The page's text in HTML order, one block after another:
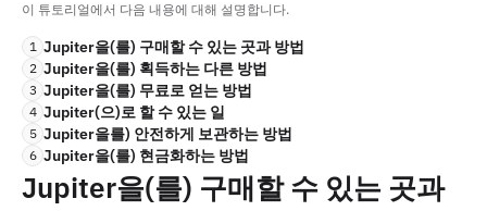
이 튜토리얼에서 다음 내용에 대해 설명합니다.
1 Jupiter을(를) 구매할 수 있는 곳과 방법
2 Jupiter을(를) 획득하는 다른 방법
3 Jupiter을(를) 무료로 얻는 방법
4 Jupiter(으)로 할 수 있는 일
5 Jupiter을를) 안전하게 보관하는 방법
6 Jupiter을(를) 현금화하는 방법
Jupiter을(를) 구매할 수 있는 곳과